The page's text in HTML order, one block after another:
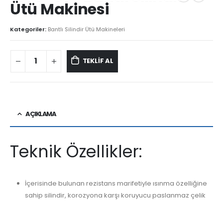
Ütü Makinesi
Kategoriler: Bantlı Silindir Ütü Makineleri
TEKLİF AL
AÇIKLAMA
Teknik Özellikler:
İçerisinde bulunan rezistans marifetiyle ısınma özelliğine
sahip silindir, korozyona karşı koruyucu paslanmaz çelik